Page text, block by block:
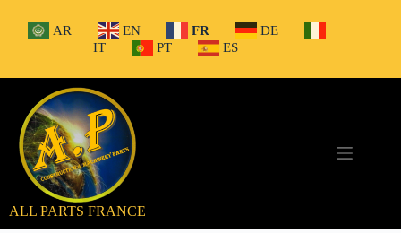
contenu
AR EN FR
DE
IT
PT ES
ALL PARTS FRANCE